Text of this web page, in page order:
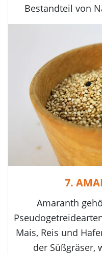
Bestandteil von
7.
Amaranth
Mais, Reis und
der Süßgräser,